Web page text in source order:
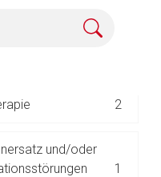
2
und/oder
1